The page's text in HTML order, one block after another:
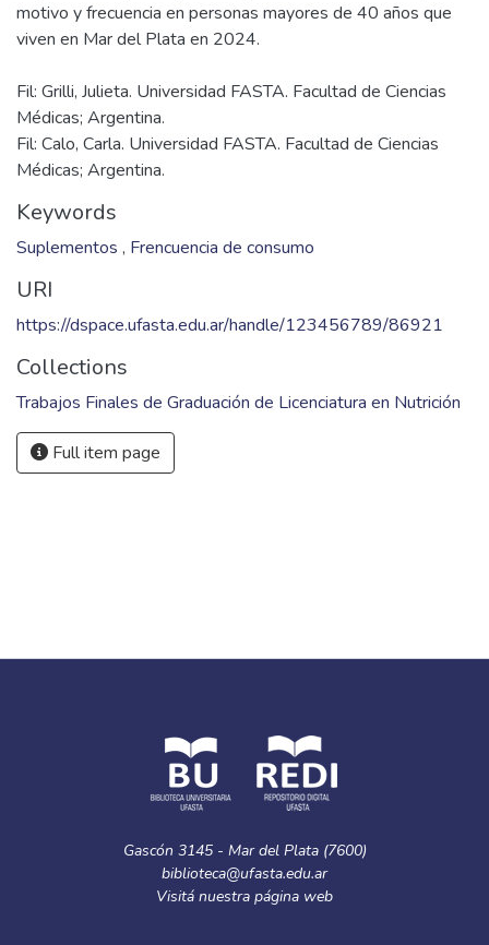
motivo y frecuencia en personas mayores de 40 años que
Fil: Grilli, Julieta. Universidad FASTA. Facultad de Ciencias
Médicas; Argentina.
Fil: Calo, Carla. Universidad FASTA. Facultad de Ciencias
Médicas; Argentina.
Keywords
Suplementos , Frencuencia de consumo
URI
https://dspace.ufasta.edu.ar/handle/123456789/86921
Collections
Trabajos Finales de Graduación de Licenciatura en Nutrición
Full item page
Gascón 3145 - Mar del Plata (7600)
biblioteca@ufasta.edu.ar
Visitá nuestra página web